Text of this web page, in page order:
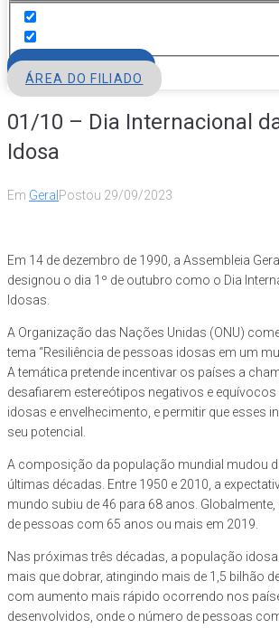
ÁREA DO FILIADO
01/10 – Dia Internacional
Idosa
Em Geral Postou 29/09/2023
Em 14 de dezembro de 1990, a Assembleia
designou o dia 1º de outubro como o Dia
Idosas.
A Organização das Nações Unidas (ONU)
tema “Resiliência de pessoas idosas em um
A temática pretende incentivar os países a
desafiarem estereótipos negativos e
idosas e envelhecimento, e permitir que esses
seu potencial.
A composição da população mundial mudou
últimas décadas. Entre 1950 e 2010, a
mundo subiu de 46 para 68 anos.
de pessoas com 65 anos ou mais em 2019.
Nas próximas três décadas, a população
mais que dobrar, atingindo mais de 1,5 bilhão
com aumento mais rápido ocorrendo nos
desenvolvidos, onde o número de pessoas